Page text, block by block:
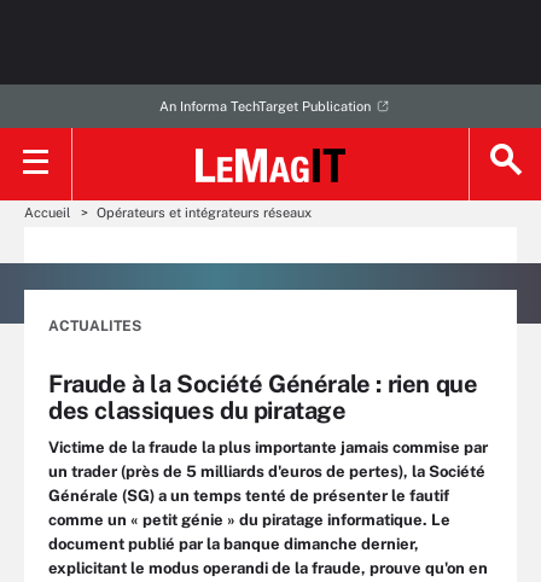
An Informa TechTarget Publication
Accueil Opérateurs et intégrateurs réseaux
ACTUALITES
Fraude à la Société Générale : rien que
des classiques du piratage
Victime de la fraude la plus importante jamais commise par
un trader (près de 5 milliards d'euros de pertes), la Société
Générale (SG) a un temps tenté de présenter le fautif
comme un « petit génie » du piratage informatique. Le
document publié par la banque dimanche dernier,
explicitant le modus operandi de la fraude, prouve qu'on en